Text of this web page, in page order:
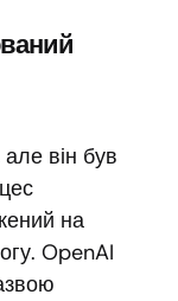
він був
на
OpenAI